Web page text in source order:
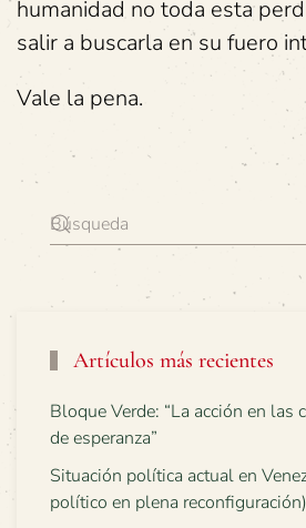
humanidad no toda esta
salir a buscarla en su fuero
Vale la pena.
Artículos más recientes
Bloque Verde: “La acción en las
de esperanza”
Situación política actual en
político en plena reconfiguración)